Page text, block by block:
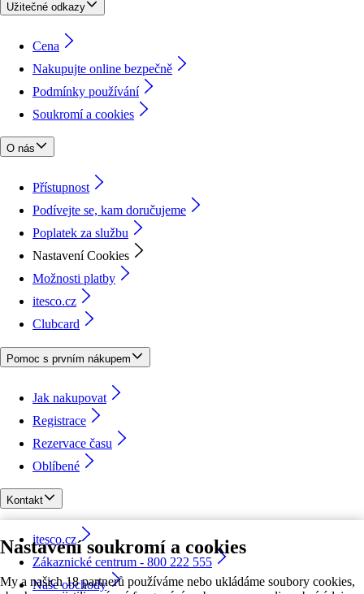
Nastavení soukromí a cookies
My a našich 18 partnerů používáme nebo ukládáme soubory cookies,
Užitečné odkazy
Cena
Nakupujte online bezpečně
Podmínky používání
Soukromí a cookies
O nás
Přístupnost
Podívejte se, kam doručujeme
Poplatek za službu
Nastavení Cookies
Možnosti platby
itesco.cz
Clubcard
Pomoc s prvním nákupem
Jak nakupovat
Registrace
Rezervace času
Oblíbené
Kontakt
itesco.cz
Zákaznické centrum - 800 222 555
Naše obchody